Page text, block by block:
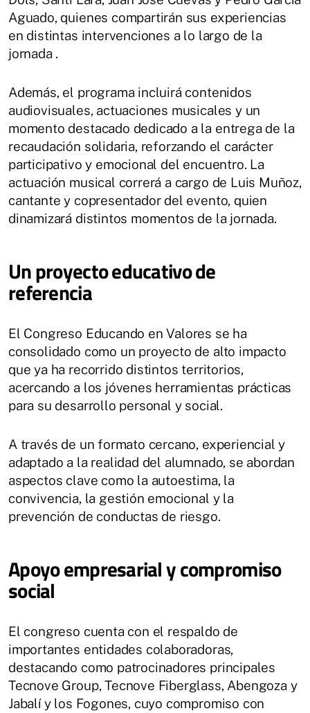
Aguado, quienes compartirán sus experiencias
en distintas intervenciones a lo largo de la
jornada .
Además, el programa incluirá contenidos
audiovisuales, actuaciones musicales y un
momento destacado dedicado a la entrega de la
recaudación solidaria, reforzando el carácter
participativo y emocional del encuentro. La
actuación musical correrá a cargo de Luis Muñoz,
cantante y copresentador del evento, quien
dinamizará distintos momentos de la jornada.
Un proyecto educativo de
referencia
El Congreso Educando en Valores se ha
consolidado como un proyecto de alto impacto
que ya ha recorrido distintos territorios,
acercando a los jóvenes herramientas prácticas
para su desarrollo personal y social.
A través de un formato cercano, experiencial y
adaptado a la realidad del alumnado, se abordan
aspectos clave como la autoestima, la
convivencia, la gestión emocional y la
prevención de conductas de riesgo.
Apoyo empresarial y compromiso
social
El congreso cuenta con el respaldo de
importantes entidades colaboradoras,
destacando como patrocinadores principales
Tecnove Group, Tecnove Fiberglass, Abengoza y
Jabalí y los Fogones, cuyo compromiso con